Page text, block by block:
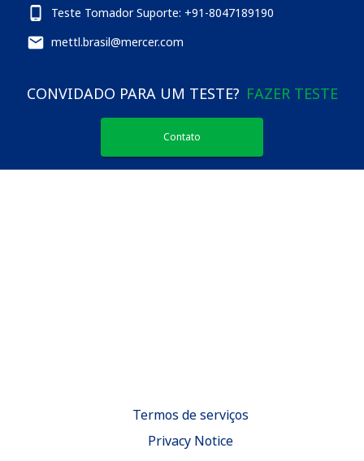
Teste Tomador Suporte: +91-8047189190
mettl.brasil@mercer.com
CONVIDADO PARA UM TESTE? FAZER TESTE
Contato
Termos de serviços
Privacy Notice